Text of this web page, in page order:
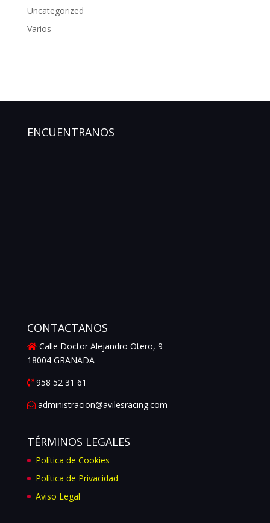
Uncategorized
Varios
ENCUENTRANOS
CONTACTANOS
Calle Doctor Alejandro Otero, 9
18004 GRANADA
958 52 31 61
administracion@avilesracing.com
TÉRMINOS LEGALES
Política de Cookies
Política de Privacidad
Aviso Legal